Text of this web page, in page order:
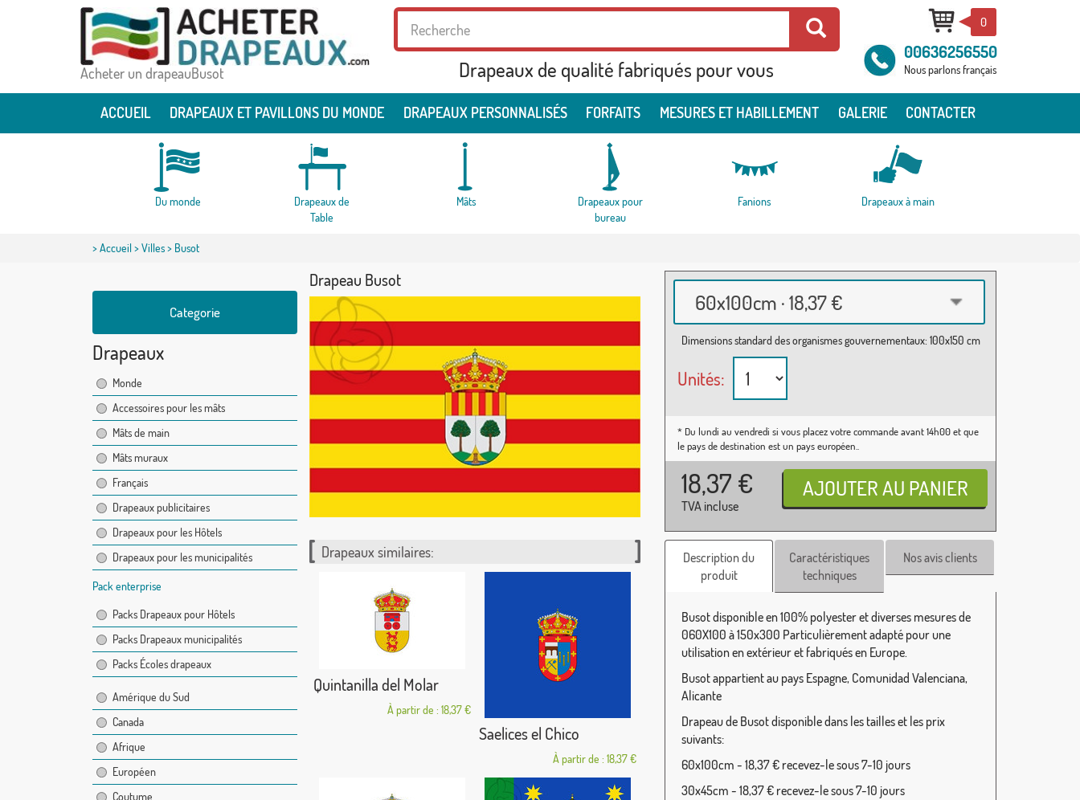
Acheter un drapeauBusot Drapeaux de qualité fabriqués pour vous
0
00636256550
Nous parlons français
ACCUEIL DRAPEAUX ET PAVILLONS DU MONDE DRAPEAUX PERSONNALISÉS FORFAITS MESURES ET HABILLEMENT GALERIE CONTACTER
Du monde
Drapeaux de
Table
Mâts
Drapeaux pour
bureau
Fanions Drapeaux à main
>Accueil>Villes> Busot
Categorie
Drapeaux
Monde
Accessoires pour les mâts
Mâts de main
Mâts muraux
Français
Drapeaux publicitaires
Drapeaux pour les Hôtels
Drapeaux pour les municipalités
Pack enterprise
Packs Drapeaux pour Hôtels
Packs Drapeaux municipalités
Packs Écoles drapeaux
Amérique du Sud
Canada
Afrique
Européen
Coutume
Drapeau Busot
60x100cm · 18,37 €
Dimensions standard des organismes gouvernementaux: 100x150 cm
Unités:
* Du lundi au vendredi si vous placez votre commande avant 14h00 et que
le pays de destination est un pays européen..
18,37 €
TVA incluse
Drapeaux similaires:
Quintanilla del Molar
À partir de : 18,37 €
Saelices el Chico
À partir de : 18,37 €
Description du
produit
Caractéristiques
techniques
Nos avis clients
Busot disponible en 100% polyester et diverses mesures de
060X100 à 150x300 Particulièrement adapté pour une
utilisation en extérieur et fabriqués en Europe.
Busot appartient au pays Espagne, Comunidad Valenciana,
Alicante
Drapeau de Busot disponible dans les tailles et les prix
suivants:
60x100cm - 18,37 € recevez-le sous 7-10 jours
30x45cm - 18,37 € recevez-le sous 7-10 jours